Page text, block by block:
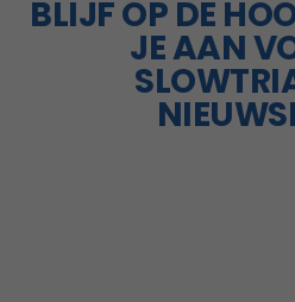
BLIJF OP DE
JE AAN